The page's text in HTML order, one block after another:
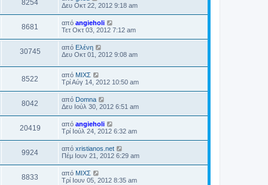
8254
Δευ Οκτ 22, 2012 9:18 am
8681 από angieholi
Τετ Οκτ 03, 2012 7:12 am
30745 από Ελένη
Δευ Οκτ 01, 2012 9:08 am
8522 από ΜΙΧΣ
Τρί Αύγ 14, 2012 10:50 am
8042 από Domna
Δευ Ιούλ 30, 2012 6:51 am
20419 από angieholi
Τρί Ιούλ 24, 2012 6:32 am
9924 από xristianos.net
Πέμ Ιουν 21, 2012 6:29 am
8833 από ΜΙΧΣ
Τρί Ιουν 05, 2012 8:35 am